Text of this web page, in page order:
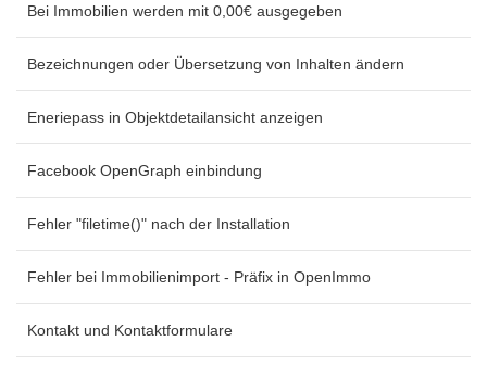
Bei Immobilien werden mit 0,00€ ausgegeben
Bezeichnungen oder Übersetzung von Inhalten ändern
Eneriepass in Objektdetailansicht anzeigen
Facebook OpenGraph einbindung
Fehler "filetime()" nach der Installation
Fehler bei Immobilienimport - Präfix in OpenImmo
Kontakt und Kontaktformulare